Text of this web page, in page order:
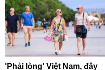
'Phải lòng' Việt Nam, đây